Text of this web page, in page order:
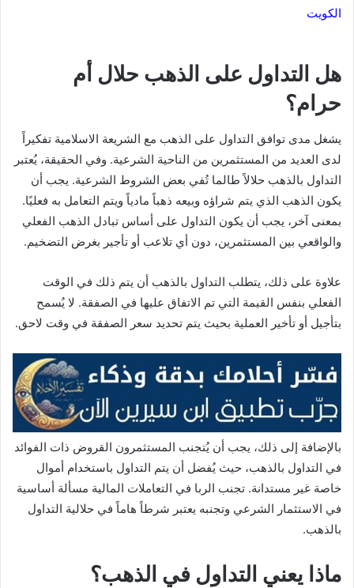
هل التداول على الذهب حلال أم
حرام؟
يشغل مدى توافق التداول على الذهب مع الشريعة الاسلامية تفكيراً
لدى العديد من المستثمرين من الناحية الشرعية. وفي الحقيقة، يُعتبر
التداول بالذهب حلالاً طالما تُفي بعض الشروط الشرعية. يجب أن
يكون الذهب الذي يتم شراؤه وبيعه ذهباً مادياً ويتم التعامل به فعليًا.
بمعنى آخر، يجب أن يكون التداول على أساس تبادل الذهب الفعلي
والواقعي بين المستثمرين، دون أي تلاعب أو تأجير بغرض التضخيم.
علاوة على ذلك، يتطلب التداول بالذهب أن يتم ذلك في الوقت
الفعلي بنفس القيمة التي تم الاتفاق عليها في الصفقة. لا يُسمح
بتأجيل أو تأخير العملية بحيث يتم تحديد سعر الصفقة في وقت لاحق.
بالإضافة إلى ذلك، يجب أن يُتجنب المستثمرون القروض ذات الفوائد
في التداول بالذهب، حيث يُفضل أن يتم التداول باستخدام أموال
خاصة غير مستدانة. تجنب الربا في التعاملات المالية مسألة أساسية
في الاستثمار الشرعي وتجنبه يعتبر شرطاً هاماً في حلالية التداول
بالذهب.
ماذا يعني التداول في الذهب؟